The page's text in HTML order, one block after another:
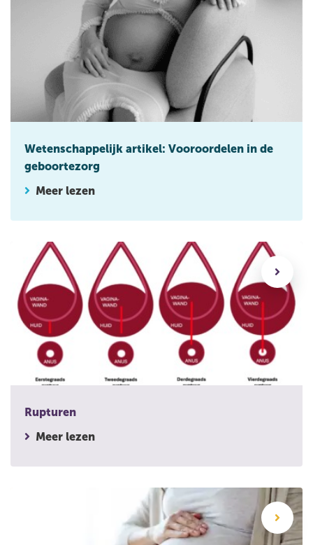
Wetenschappelijk artikel: Vooroordelen in de
geboortezorg
Meer lezen
Rupturen
Rupturen
Meer lezen